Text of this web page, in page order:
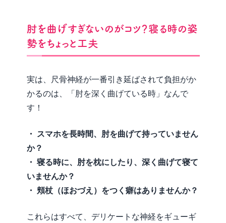
肘を曲げすぎないのがコツ？寝る時の姿
勢をちょっと工夫
実は、尺骨神経が一番引き延ばされて負担がか
かるのは、「肘を深く曲げている時」なんで
す！
・ スマホを長時間、肘を曲げて持っていません
か？
・ 寝る時に、肘を枕にしたり、深く曲げて寝て
いませんか？
・ 頬杖（ほおづえ）をつく癖はありませんか？
これらはすべて、デリケートな神経をギューギ